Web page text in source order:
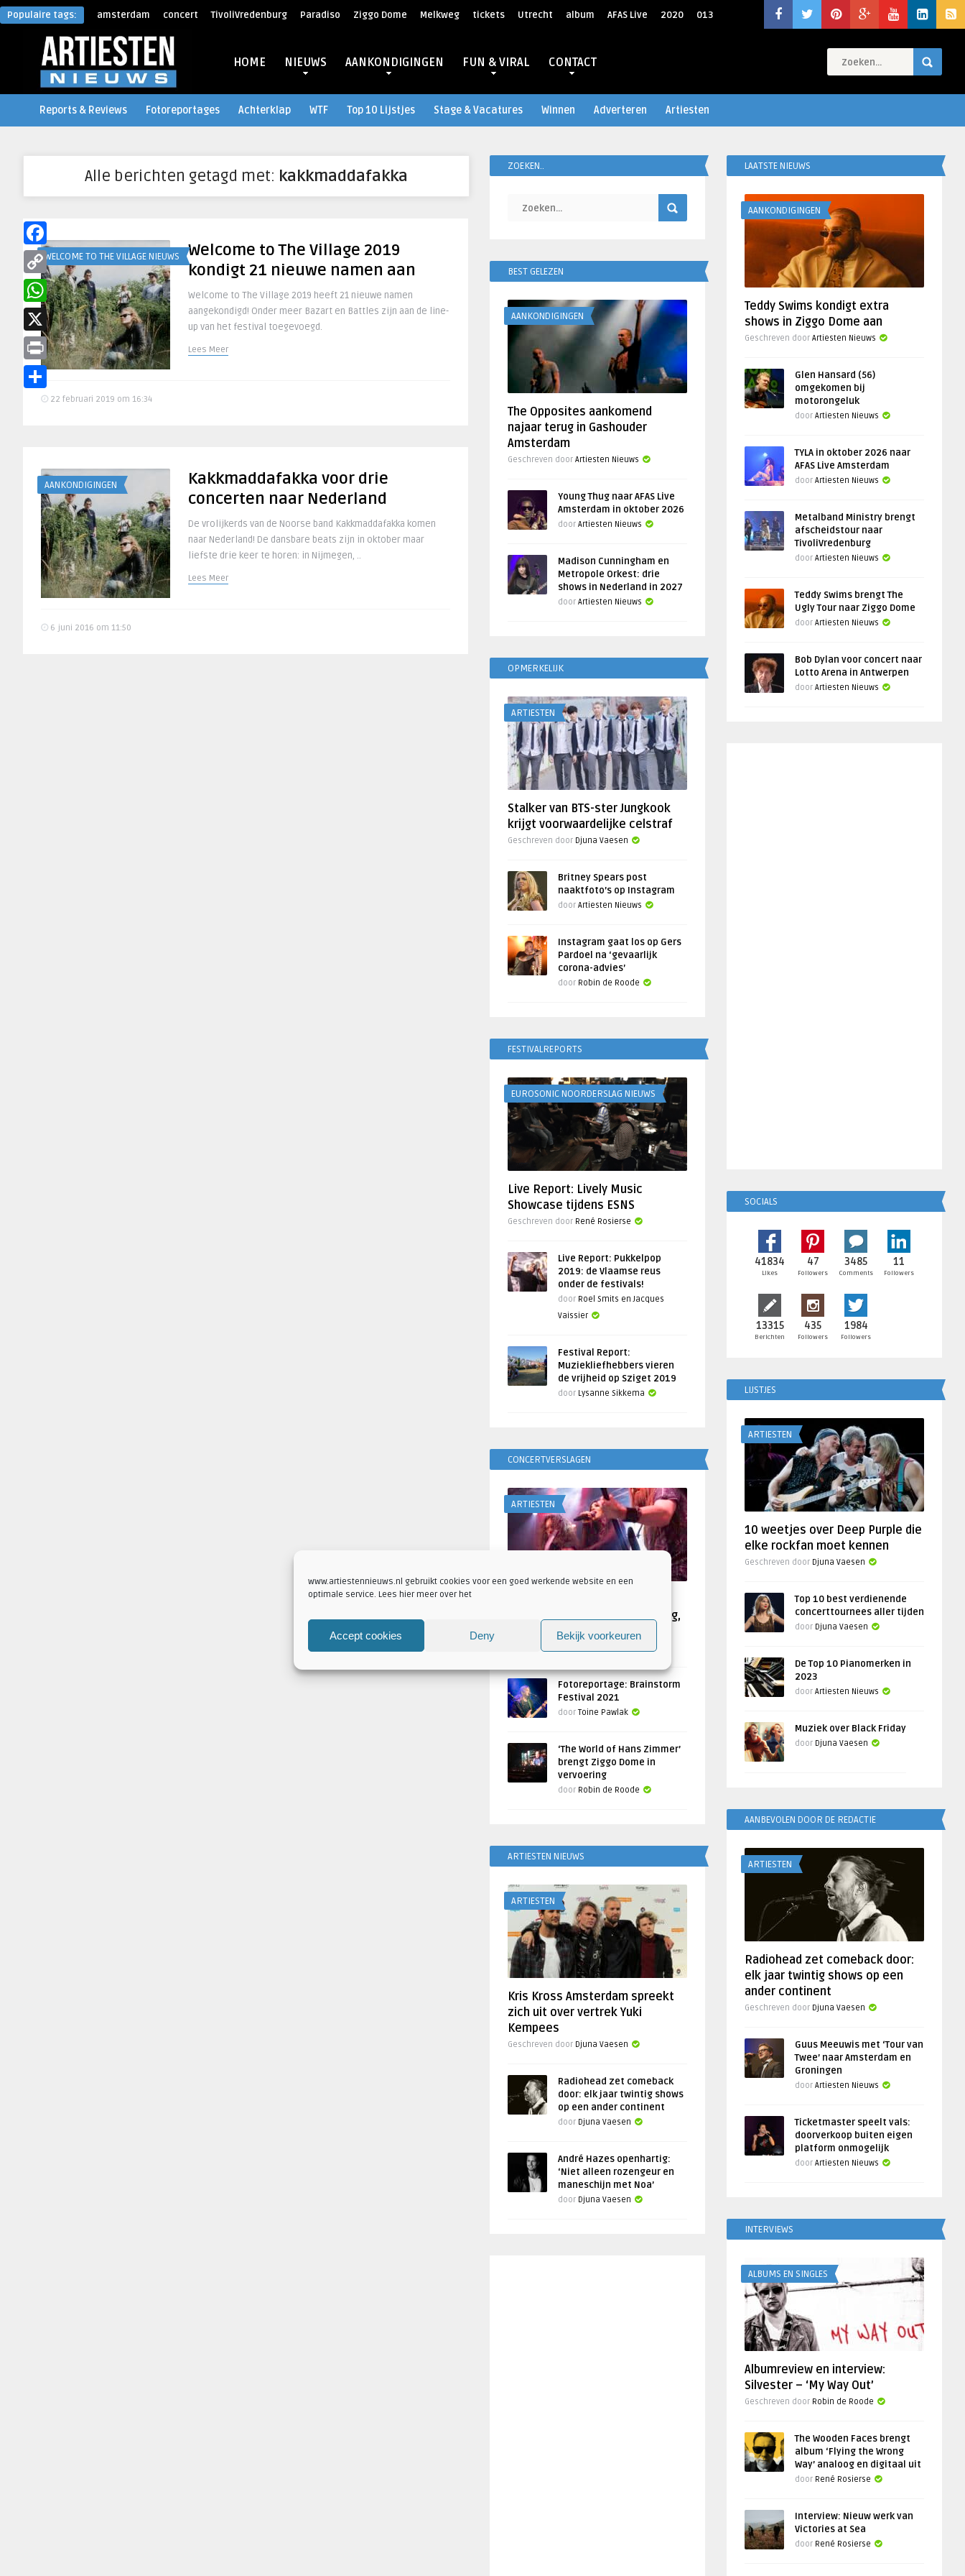
www.artiestennieuws.nl gebruikt cookies voor een goed werkende website en een
optimale service. Lees hier meer over het
Accept cookies Deny Bekijk voorkeuren
Populaire tags: amsterdam concert TivoliVredenburg Paradiso Ziggo Dome Melkweg tickets Utrecht album AFAS Live 2020 013
HOME NIEUWS AANKONDIGINGEN FUN & VIRAL CONTACT
Reports & Reviews Fotoreportages Achterklap WTF Top 10 Lijstjes Stage & Vacatures Winnen Adverteren Artiesten
Alle berichten getagd met: kakkmaddafakka
WELCOME TO THE VILLAGE NIEUWS
Welcome to The Village 2019
kondigt 21 nieuwe namen aan
Welcome to The Village 2019 heeft 21 nieuwe namen
aangekondigd! Onder meer Bazart en Battles zijn aan de line-
up van het festival toegevoegd.
Lees Meer
22 februari 2019 om 16:34
AANKONDIGINGEN
Kakkmaddafakka voor drie
concerten naar Nederland
De vrolijkerds van de Noorse band Kakkmaddafakka komen
naar Nederland! De dansbare beats zijn in oktober maar
liefste drie keer te horen: in Nijmegen, ..
Lees Meer
6 juni 2016 om 11:50
ZOEKEN..
BEST GELEZEN
AANKONDIGINGEN
The Opposites aankomend
najaar terug in Gashouder
Amsterdam
Geschreven door Artiesten Nieuws
Young Thug naar AFAS Live
Amsterdam in oktober 2026
door Artiesten Nieuws
Madison Cunningham en
Metropole Orkest: drie
shows in Nederland in 2027
door Artiesten Nieuws
OPMERKELIJK
ARTIESTEN
Stalker van BTS-ster Jungkook
krijgt voorwaardelijke celstraf
Geschreven door Djuna Vaesen
Britney Spears post
naaktfoto’s op Instagram
door Artiesten Nieuws
Instagram gaat los op Gers
Pardoel na ‘gevaarlijk
corona-advies’
door Robin de Roode
FESTIVALREPORTS
EUROSONIC NOORDERSLAG NIEUWS
Live Report: Lively Music
Showcase tijdens ESNS
Geschreven door René Rosierse
Live Report: Pukkelpop
2019: de Vlaamse reus
onder de festivals!
door Roel Smits en Jacques
Vaissier
Festival Report:
Muziekliefhebbers vieren
de vrijheid op Sziget 2019
door Lysanne Sikkema
CONCERTVERSLAGEN
ARTIESTEN
Atlantis en Xandria in De Helling,
Geschreven door
Fotoreportage: Brainstorm
Festival 2021
door Toine Pawlak
‘The World of Hans Zimmer’
brengt Ziggo Dome in
vervoering
door Robin de Roode
ARTIESTEN NIEUWS
ARTIESTEN
Kris Kross Amsterdam spreekt
zich uit over vertrek Yuki
Kempees
Geschreven door Djuna Vaesen
Radiohead zet comeback
door: elk jaar twintig shows
op een ander continent
door Djuna Vaesen
André Hazes openhartig:
‘Niet alleen rozengeur en
maneschijn met Noa’
door Djuna Vaesen
LAATSTE NIEUWS
AANKONDIGINGEN
Teddy Swims kondigt extra
shows in Ziggo Dome aan
Geschreven door Artiesten Nieuws
Glen Hansard (56)
omgekomen bij
motorongeluk
door Artiesten Nieuws
TYLA in oktober 2026 naar
AFAS Live Amsterdam
door Artiesten Nieuws
Metalband Ministry brengt
afscheidstour naar
TivoliVredenburg
door Artiesten Nieuws
Teddy Swims brengt The
Ugly Tour naar Ziggo Dome
door Artiesten Nieuws
Bob Dylan voor concert naar
Lotto Arena in Antwerpen
door Artiesten Nieuws
SOCIALS
41834
Likes
47
Followers
3485
Comments
11
Followers
13315
Berichten
435
Followers
1984
Followers
LIJSTJES
ARTIESTEN
10 weetjes over Deep Purple die
elke rockfan moet kennen
Geschreven door Djuna Vaesen
Top 10 best verdienende
concerttournees aller tijden
door Djuna Vaesen
De Top 10 Pianomerken in
2023
door Artiesten Nieuws
Muziek over Black Friday
door Djuna Vaesen
AANBEVOLEN DOOR DE REDACTIE
ARTIESTEN
Radiohead zet comeback door:
elk jaar twintig shows op een
ander continent
Geschreven door Djuna Vaesen
Guus Meeuwis met ‘Tour van
Twee’ naar Amsterdam en
Groningen
door Artiesten Nieuws
Ticketmaster speelt vals:
doorverkoop buiten eigen
platform onmogelijk
door Artiesten Nieuws
INTERVIEWS
ALBUMS EN SINGLES
Albumreview en interview:
Silvester – ‘My Way Out’
Geschreven door Robin de Roode
The Wooden Faces brengt
album ‘Flying the Wrong
Way’ analoog en digitaal uit
door René Rosierse
Interview: Nieuw werk van
Victories at Sea
door René Rosierse
Facebook
Copy
Link
WhatsApp
X
Print
Delen